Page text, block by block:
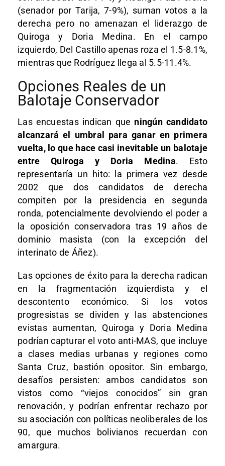
(senador por Tarija, 7-9%), suman votos a la
derecha pero no amenazan el liderazgo de
Quiroga y Doria Medina. En el campo
izquierdo, Del Castillo apenas roza el 1.5-8.1%,
mientras que Rodríguez llega al 5.5-11.4%.
Opciones Reales de un
Balotaje Conservador
Las encuestas indican que ningún candidato
alcanzará el umbral para ganar en primera
vuelta, lo que hace casi inevitable un balotaje
entre Quiroga y Doria Medina. Esto
representaría un hito: la primera vez desde
2002 que dos candidatos de derecha
compiten por la presidencia en segunda
ronda, potencialmente devolviendo el poder a
la oposición conservadora tras 19 años de
dominio masista (con la excepción del
interinato de Áñez).
Las opciones de éxito para la derecha radican
en la fragmentación izquierdista y el
descontento económico. Si los votos
progresistas se dividen y las abstenciones
evistas aumentan, Quiroga y Doria Medina
podrían capturar el voto anti-MAS, que incluye
a clases medias urbanas y regiones como
Santa Cruz, bastión opositor. Sin embargo,
desafíos persisten: ambos candidatos son
vistos como “viejos conocidos” sin gran
renovación, y podrían enfrentar rechazo por
su asociación con políticas neoliberales de los
90, que muchos bolivianos recuerdan con
amargura.